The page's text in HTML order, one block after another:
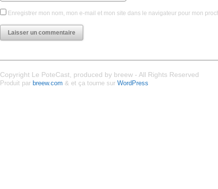
Enregistrer mon nom, mon e-mail et mon site dans le navigateur pour mon
Copyright Le PoteCast, produced by breew - All Rights Reserved
Produit par breew.com & et ça tourne sur WordPress